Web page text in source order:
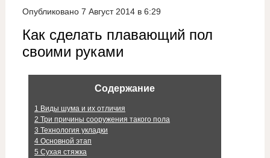
Опубликовано 7 Август 2014 в 6:29
Как сделать плавающий пол
своими руками
Содержание
1 Виды шума и их отличия
2 Три причины сооружения такого пола
3 Технология укладки
4Основной этап
5 Сухая стяжка